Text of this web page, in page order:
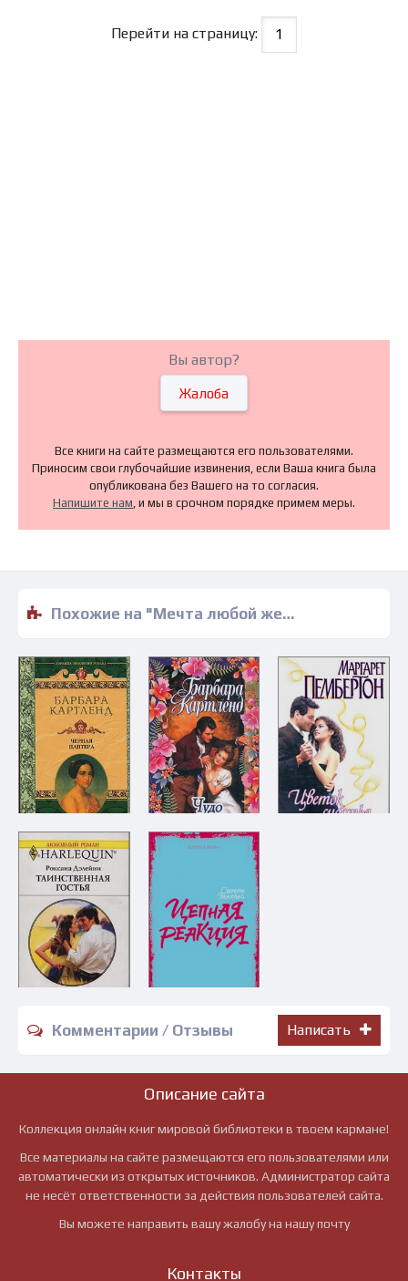
Перейти на страницу:
Вы автор?
Жалоба
Все книги на сайте размещаются его пользователями.
Приносим свои глубочайшие извинения, если Ваша книга была
опубликована без Вашего на то согласия.
Напишите нам, и мы в срочном порядке примем меры.
Похожие на "Мечта любой женщины - Триш Уайли" книги читать бесплатно полные версии
Комментарии / Отзывы Написать
Описание сайта
Коллекция онлайн книг мировой библиотеки в твоем кармане!
Все материалы на сайте размещаются его пользователями или
автоматически из открытых источников. Администратор сайта
не несёт ответственности за действия пользователей сайта.
Вы можете направить вашу жалобу на нашу почту
Контакты